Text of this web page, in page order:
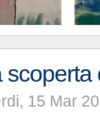
scoperta
15 Mar